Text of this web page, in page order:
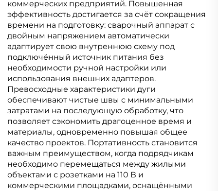
коммерческих предприятий. Повышенная
эффективность достигается за счёт сокращения
времени на подготовку: сварочный аппарат с
двойным напряжением автоматически
адаптирует свою внутреннюю схему под
подключённый источник питания без
необходимости ручной настройки или
использования внешних адаптеров.
Превосходные характеристики дуги
обеспечивают чистые швы с минимальными
затратами на последующую обработку, что
позволяет сэкономить драгоценное время и
материалы, одновременно повышая общее
качество проектов. Портативность становится
важным преимуществом, когда подрядчикам
необходимо перемещаться между жилыми
объектами с розетками на 110 В и
коммерческими площадками, оснащёнными